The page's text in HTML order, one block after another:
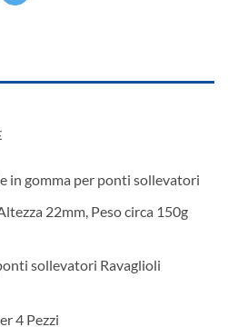
in gomma per ponti sollevatori
22mm, Peso circa 150g
sollevatori Ravaglioli
4 Pezzi